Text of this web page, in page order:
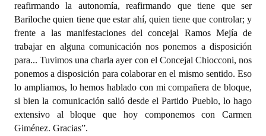
reafirmando la autonomía, reafirmando que tiene que ser
Bariloche quien tiene que estar ahí, quien tiene que controlar; y
frente a las manifestaciones del concejal Ramos Mejía de
trabajar en alguna comunicación nos ponemos a disposición
para... Tuvimos una charla ayer con el Concejal Chiocconi, nos
ponemos a disposición para colaborar en el mismo sentido. Eso
lo ampliamos, lo hemos hablado con mi compañera de bloque,
si bien la comunicación salió desde el Partido Pueblo, lo hago
extensivo al bloque que hoy componemos con Carmen
Giménez. Gracias”.